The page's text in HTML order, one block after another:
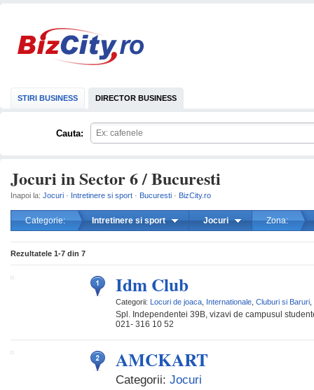
STIRI BUSINESS DIRECTOR BUSINESS
Cauta:
Jocuri in Sector 6 / Bucuresti
Inapoi la: Jocuri · Intretinere si sport · Bucuresti · BizCity.ro
Categorie: Intretinere si sport Jocuri Zona:
Rezultatele 1-7 din 7
Idm Club
Categorii: Locuri de joaca Internationale Cluburi si Baruri
Spl. Independentei 39B, vizavi de campusul
021- 316 10 52
AMCKART
Categorii: Jocuri